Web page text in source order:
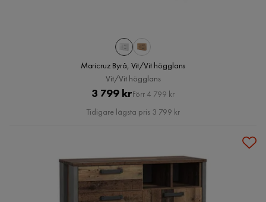
Maricruz Byrå, Vit/Vit högglans
Vit/Vit högglans
Pris
3 799 krOriginal
Pris
Förr 4 799 kr
Tidigare lägsta pris 3 799 kr